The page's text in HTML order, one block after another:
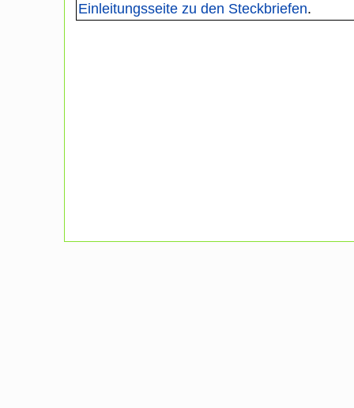
Einleitungsseite zu den Steckbriefen.